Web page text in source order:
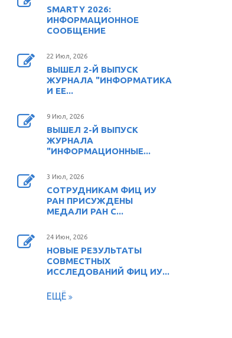
SMARTY 2026:
ИНФОРМАЦИОННОЕ
СООБЩЕНИЕ
22 Июл, 2026
ВЫШЕЛ 2-Й ВЫПУСК
ЖУРНАЛА "ИНФОРМАТИКА
И ЕЕ...
9 Июл, 2026
ВЫШЕЛ 2-Й ВЫПУСК
ЖУРНАЛА
"ИНФОРМАЦИОННЫЕ...
3 Июл, 2026
СОТРУДНИКАМ ФИЦ ИУ
РАН ПРИСУЖДЕНЫ
МЕДАЛИ РАН С...
24 Июн, 2026
НОВЫЕ РЕЗУЛЬТАТЫ
СОВМЕСТНЫХ
ИССЛЕДОВАНИЙ ФИЦ ИУ...
ЕЩЁ